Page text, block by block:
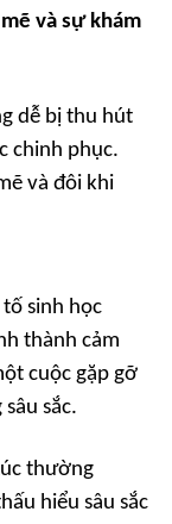
và sự khám
dễ bị thu hút
chinh phục.
và đôi khi
sinh học
thành cảm
cuộc gặp gỡ
sắc.
thường
hiểu sâu sắc